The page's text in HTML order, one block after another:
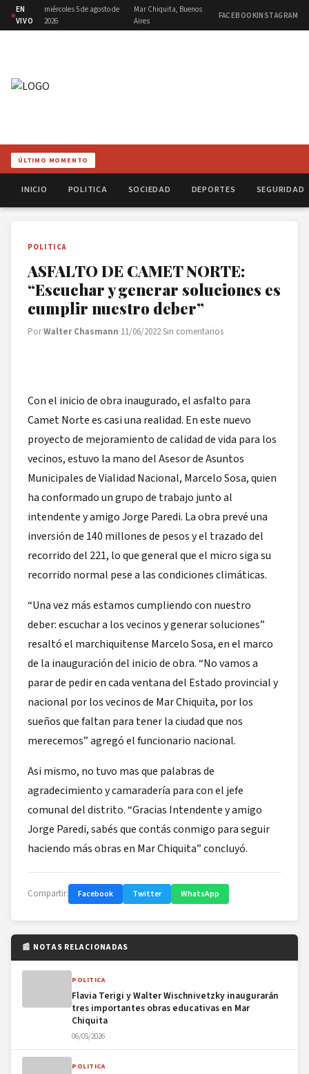
EN
VIVO
miércoles 5 de agosto de
2026
Mar Chiquita, Buenos
Aires
FACEBOOKINSTAGRAM
ÚLTIMO MOMENTO
INICIO POLITICA SOCIEDAD DEPORTES SEGURIDAD
POLITICA
ASFALTO DE CAMET NORTE:
“Escuchar y generar soluciones es
cumplir nuestro deber”
PorWalter Chasmann·11/06/2022·Sin comentarios
Con el inicio de obra inaugurado, el asfalto para
Camet Norte es casi una realidad. En este nuevo
proyecto de mejoramiento de calidad de vida para los
vecinos, estuvo la mano del Asesor de Asuntos
Municipales de Vialidad Nacional, Marcelo Sosa, quien
ha conformado un grupo de trabajo junto al
intendente y amigo Jorge Paredi. La obra prevé una
inversión de 140 millones de pesos y el trazado del
recorrido del 221, lo que general que el micro siga su
recorrido normal pese a las condiciones climáticas.
“Una vez más estamos cumpliendo con nuestro
deber: escuchar a los vecinos y generar soluciones”
resaltó el marchiquitense Marcelo Sosa, en el marco
de la inauguración del inicio de obra. “No vamos a
parar de pedir en cada ventana del Estado provincial y
nacional por los vecinos de Mar Chiquita, por los
sueños que faltan para tener la ciudad que nos
merecemos” agregó el funcionario nacional.
Asi mismo, no tuvo mas que palabras de
agradecimiento y camaradería para con el jefe
comunal del distrito. “Gracias Intendente y amigo
Jorge Paredi, sabés que contás conmigo para seguir
haciendo más obras en Mar Chiquita” concluyó.
Compartir: Facebook Twitter WhatsApp
📰 NOTAS RELACIONADAS
POLITICA
Flavia Terigi y Walter Wischnivetzky inaugurarán
tres importantes obras educativas en Mar
Chiquita
06/05/2026
POLITICA